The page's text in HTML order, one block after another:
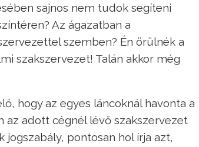
sajnos nem tudok segíteni
Az ágazatban a
szemben? Én örülnék a
szakszervezet! Talán akkor még
hogy az egyes láncoknál havonta a
adott cégnél lévő szakszervezet
jogszabály, pontosan hol írja azt,